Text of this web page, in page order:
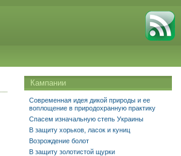
Кампании
Современная идея дикой природы и ее
воплощение в природохранную практику
Спасем изначальную степь Украины
В защиту хорьков, ласок и куниц
Возрождение болот
В защиту золотистой щурки